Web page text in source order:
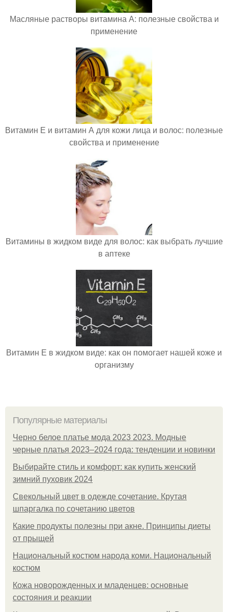
Масляные растворы витамина А: полезные свойства и
применение
Витамин Е и витамин А для кожи лица и волос: полезные
свойства и применение
Витамины в жидком виде для волос: как выбрать лучшие
в аптеке
Витамин Е в жидком виде: как он помогает нашей коже и
организму
Популярные материалы
Черно белое платье мода 2023 2023. Модные
черные платья 2023–2024 года: тенденции и новинки
Выбирайте стиль и комфорт: как купить женский
зимний пуховик 2024
Свекольный цвет в одежде сочетание. Крутая
шпаргалка по сочетанию цветов
Какие продукты полезны при акне. Принципы диеты
от прыщей
Национальный костюм народа коми. Национальный
костюм
Кожа новорожденных и младенцев: основные
состояния и реакции